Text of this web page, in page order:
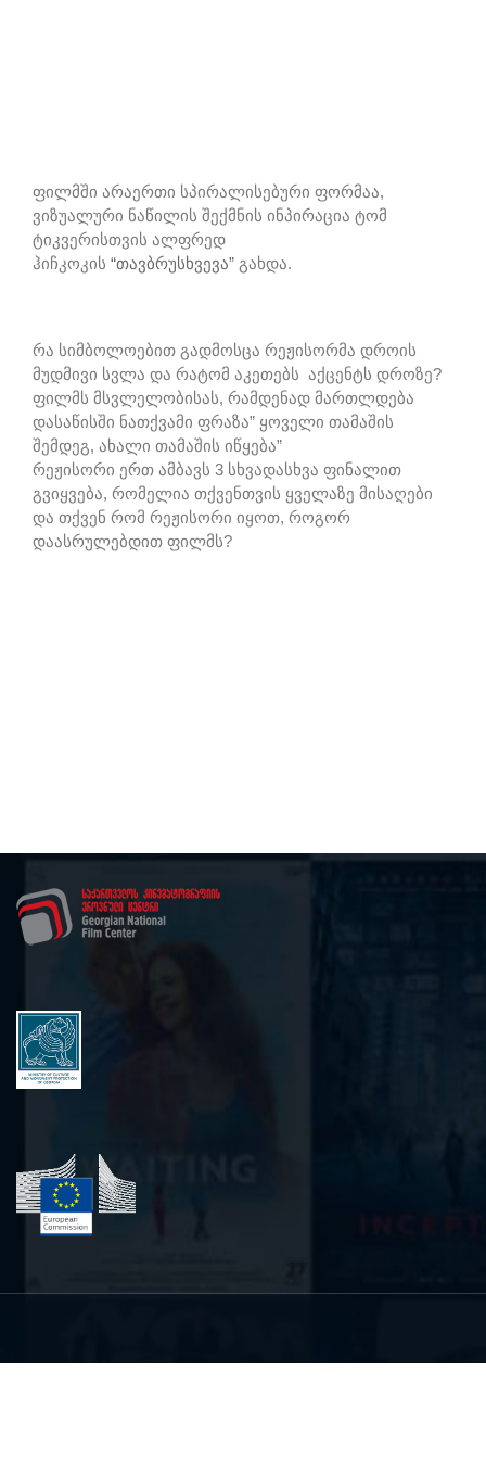
ფილმში არაერთი სპირალისებური ფორმაა,
ვიზუალური ნაწილის შექმნის ინპირაცია ტომ
ტიკვერისთვის ალფრედ
ჰიჩკოკის “თავბრუსხვევა” გახდა.
რა სიმბოლოებით გადმოსცა რეჟისორმა დროის
მუდმივი სვლა და რატომ აკეთებს აქცენტს დროზე?
ფილმს მსვლელობისას, რამდენად მართლდება
დასაწისში ნათქვამი ფრაზა” ყოველი თამაშის
შემდეგ, ახალი თამაშის იწყება”
რეჟისორი ერთ ამბავს 3 სხვადასხვა ფინალით
გვიყვება, რომელია თქვენთვის ყველაზე მისაღები
და თქვენ რომ რეჟისორი იყოთ, როგორ
დაასრულებდით ფილმს?